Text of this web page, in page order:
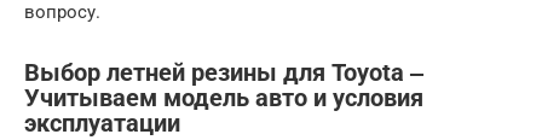
вопросу.
Выбор летней резины для Toyota ‒
Учитываем модель авто и условия
эксплуатации